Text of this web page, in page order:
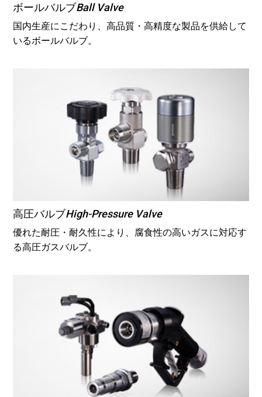
ボールバルブBall Valve
国内生産にこだわり、高品質・高精度な製品を供給して
いるボールバルブ。
高圧バルブHigh-Pressure Valve
優れた耐圧・耐久性により、腐食性の高いガスに対応す
る高圧ガスバルブ。